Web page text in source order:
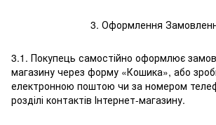
3. Оформлення
3.1. Покупець самостійно оформлює
магазину через форму «Кошика», або
електронною поштою чи за номером
розділі контактів Інтернет-магазину.